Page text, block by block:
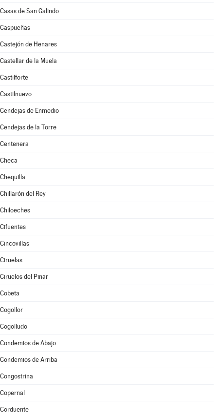
Casas de San Galindo
Caspueñas
Castejón de Henares
Castellar de la Muela
Castilforte
Castilnuevo
Cendejas de Enmedio
Cendejas de la Torre
Centenera
Checa
Chequilla
Chillarón del Rey
Chiloeches
Cifuentes
Cincovillas
Ciruelas
Ciruelos del Pinar
Cobeta
Cogollor
Cogolludo
Condemios de Abajo
Condemios de Arriba
Congostrina
Copernal
Corduente